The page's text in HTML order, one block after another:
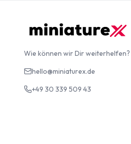
Wie können wir Dir weiterhelfen?
hello@miniaturex.de
+49 30 339 509 43